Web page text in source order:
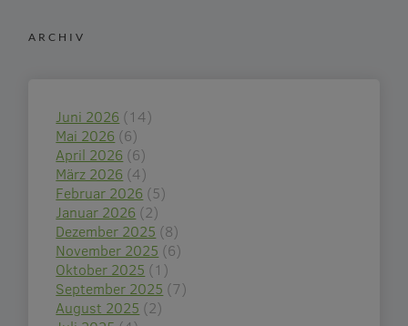
ARCHIV
Juni 2026 (14)
Mai 2026 (6)
April 2026 (6)
März 2026 (4)
Februar 2026 (5)
Januar 2026 (2)
Dezember 2025 (8)
November 2025 (6)
Oktober 2025 (1)
September 2025 (7)
August 2025 (2)